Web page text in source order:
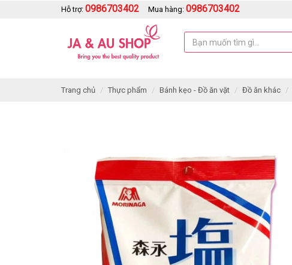
Hỗ trợ: 0986703402 Mua hàng: 0986703402
Trang chủ Thực phẩm Bánh kẹo - Đồ ăn vặt Đồ ăn khác